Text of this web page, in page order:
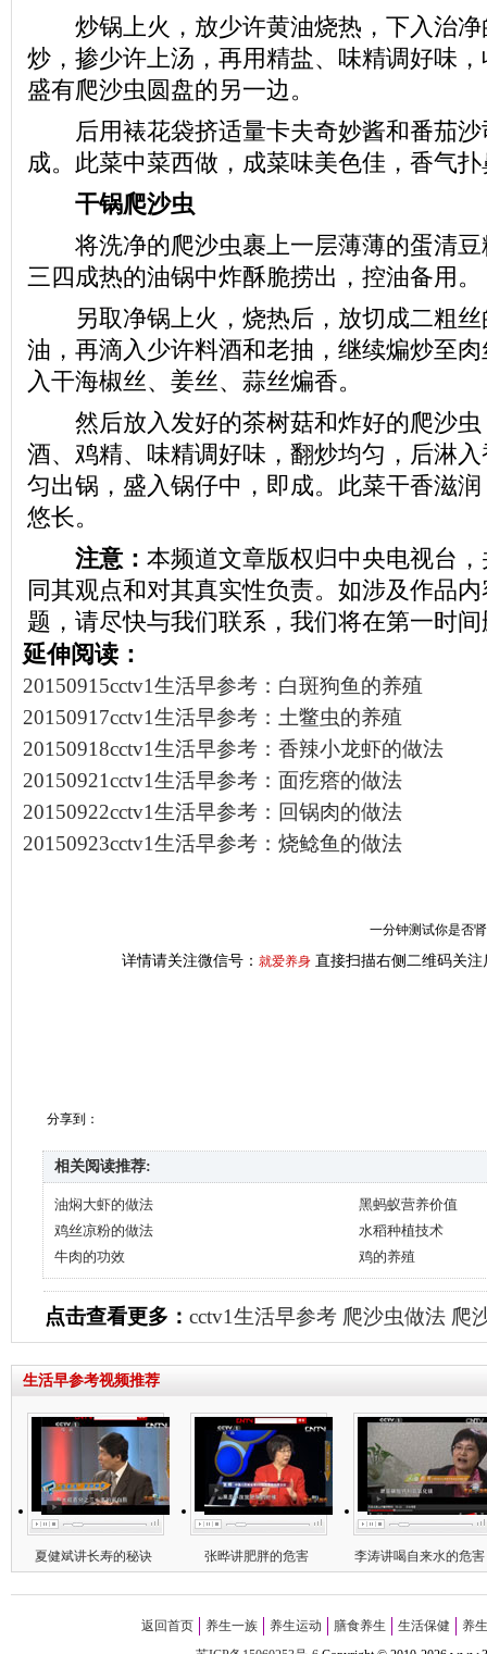
炒锅上火，放少许黄油烧热，下入治净
炒，掺少许上汤，再用精盐、味精调好味
盛有爬沙虫圆盘的另一边。
后用裱花袋挤适量卡夫奇妙酱和番茄沙
成。此菜中菜西做，成菜味美色佳，香气
干锅爬沙虫
将洗净的爬沙虫裹上一层薄薄的蛋清豆
三四成热的油锅中炸酥脆捞出，控油备用。
另取净锅上火，烧热后，放切成二粗丝
油，再滴入少许料酒和老抽，继续煸炒至
入干海椒丝、姜丝、蒜丝煸香。
然后放入发好的茶树菇和炸好的爬沙虫
酒、鸡精、味精调好味，翻炒均匀，后淋
匀出锅，盛入锅仔中，即成。此菜干香滋
悠长。
注意： 本频道文章版权归中央电视台
同其观点和对其真实性负责。如涉及作品
题，请尽快与我们联系，我们将在第一时
延伸阅读：
20150915cctv1生活早参考：白斑狗鱼的养殖
20150917cctv1生活早参考：土鳖虫的养殖
20150918cctv1生活早参考：香辣小龙虾的做法
20150921cctv1生活早参考：面疙瘩的做法
20150922cctv1生活早参考：回锅肉的做法
20150923cctv1生活早参考：烧鲶鱼的做法
一分钟测试你是否
详情请关注微信号： 就爱养身 直接扫描右侧二维码关注
分享到：
相关阅读推荐:
油焖大虾的做法
黑蚂蚁营养价值
鸡丝凉粉的做法
水稻种植技术
牛肉的功效
鸡的养殖
点击查看更多： cctv1生活早参考 爬沙虫做法 爬
生活早参考视频推荐
夏健斌讲长寿的秘诀 张晔讲肥胖的危害 李涛讲喝自来水的危害
返回首页 养生一族 养生运动 膳食养生 生活保健
养